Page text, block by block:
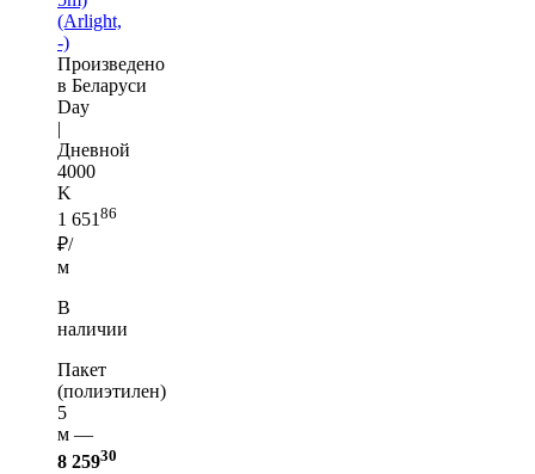
(Arlight,
-)
Произведено
в Беларуси
Day
|
Дневной
4000
K
1 651 86
₽/
м
В
наличии
Пакет
(полиэтилен)
5
м —
8 25930